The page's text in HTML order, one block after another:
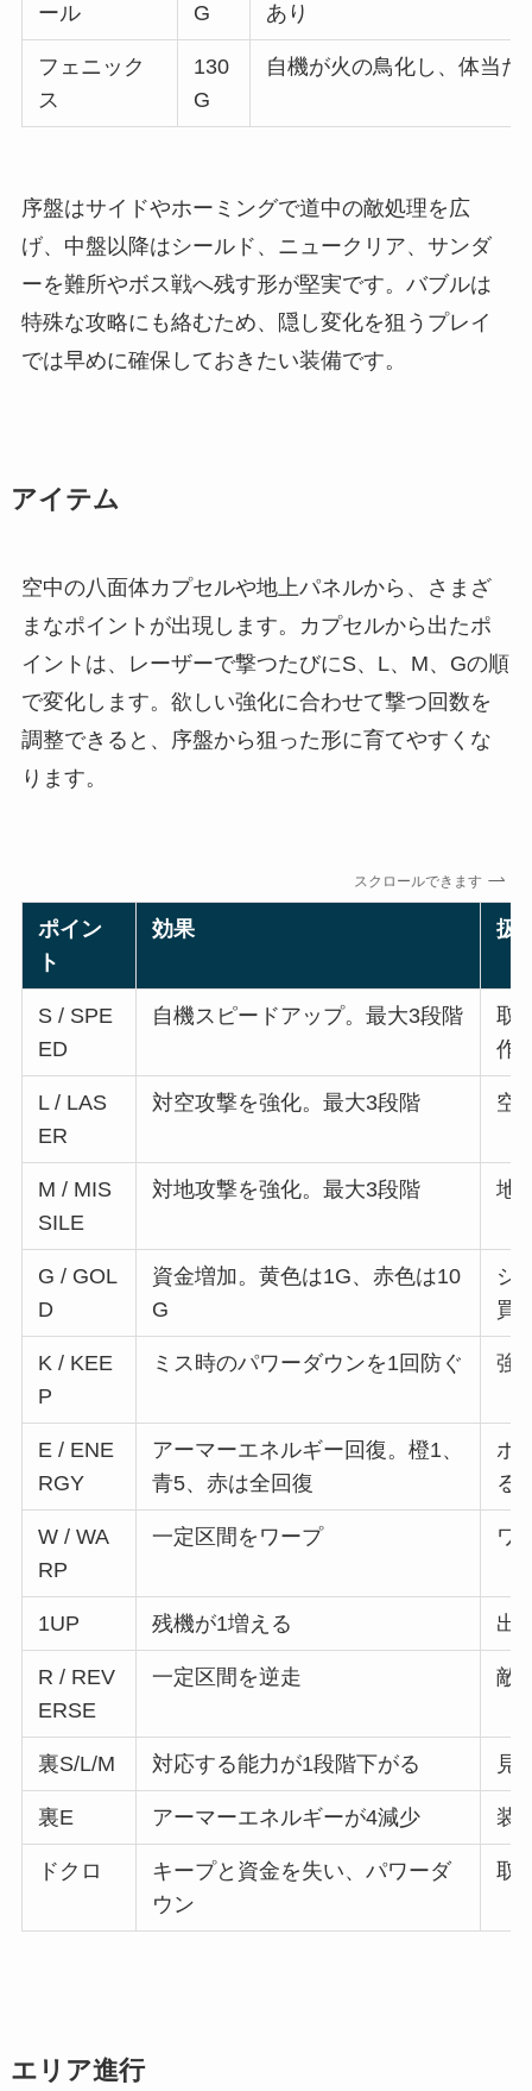
ール
G
あり
フェニック
ス
130
G
自機が火の鳥化し、体当た
序盤はサイドやホーミングで道中の敵処理を広
げ、中盤以降はシールド、ニュークリア、サンダ
ーを難所やボス戦へ残す形が堅実です。バブルは
特殊な攻略にも絡むため、隠し変化を狙うプレイ
では早めに確保しておきたい装備です。
アイテム
空中の八面体カプセルや地上パネルから、さまざ
まなポイントが出現します。カプセルから出たポ
イントは、レーザーで撃つたびにS、L、M、Gの順
で変化します。欲しい強化に合わせて撃つ回数を
調整できると、序盤から狙った形に育てやすくな
ります。
スクロールできます
ポイン
ト
効果 扱
S / SPE
ED
自機スピードアップ。最大3段階
取
作
L / LAS
ER
対空攻撃を強化。最大3段階 空
M / MIS
SILE
対地攻撃を強化。最大3段階 地
G / GOL
D
資金増加。黄色は1G、赤色は10
G
シ
買
K / KEE
P
ミス時のパワーダウンを1回防ぐ 強
E / ENE
RGY
アーマーエネルギー回復。橙1、
青5、赤は全回復
ボ
る
W / WA
RP
一定区間をワープ ワ
1UP 残機が1増える 出
R / REV
ERSE
一定区間を逆走 敵
裏S/L/M 対応する能力が1段階下がる 見
裏E アーマーエネルギーが4減少 装
ドクロ
キープと資金を失い、パワーダ
ウン
取
エリア進行